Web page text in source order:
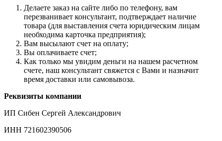
Делаете заказ на сайте либо по телефону, вам
перезванивает консультант, подтверждает наличие
товара (для выставления счета юридическим лицам
необходима карточка предприятия);
Вам высылают счет на оплату;
Вы оплачиваете счет;
Как только мы увидим деньги на нашем расчетном
счете, наш консультант свяжется с Вами и назначит
время доставки или самовывоза.
Реквизиты компании
ИП Сибен Сергей Александрович
ИНН 721602390506